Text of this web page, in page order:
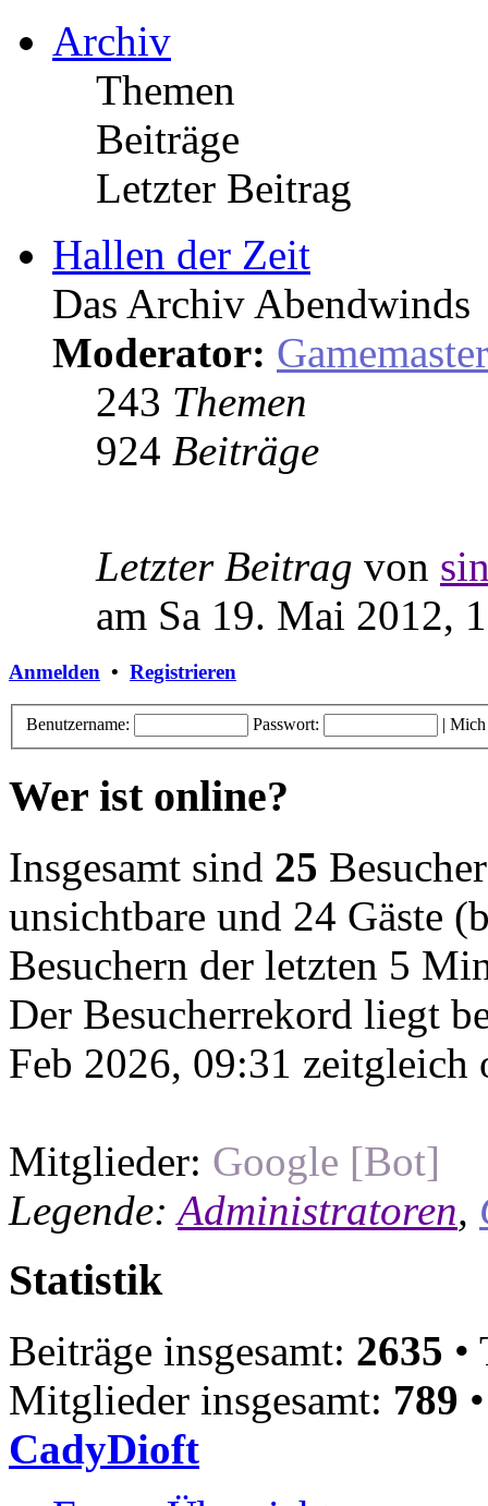
Archiv
Themen
Beiträge
Letzter Beitrag
Hallen der Zeit
Das Archiv Abendwinds
Moderator: Gamemaster
243 Themen
924 Beiträge
Letzter Beitrag von
am Sa 19. Mai 2012,
Anmelden • Registrieren
Benutzername: Passwort: | Mich
Wer ist online?
Insgesamt sind 25
unsichtbare und 24 Gäste
Besuchern der letzten 5
Der Besucherrekord liegt
Feb 2026, 09:31 zeitgleich
Mitglieder: Google [Bot]
Legende: Administratoren,
Statistik
Beiträge insgesamt: 2635 •
Mitglieder insgesamt: 789
CadyDioft